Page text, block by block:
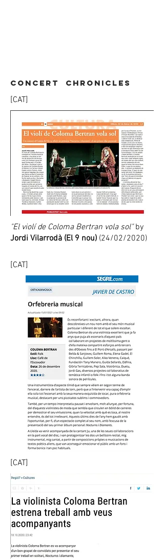
Concert chronicles
[CAT]
"El violí de Coloma Bertran vola sol"by
Jordi Vilarrodà (El 9 nou) (24/02/2020)
[CAT]
[CAT]